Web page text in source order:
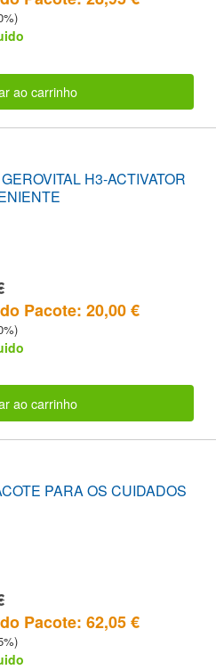
ao carrinho
H3-ACTIVATOR
Pacote: 20,00 €
ao carrinho
PARA OS CUIDADOS
Pacote: 62,05 €